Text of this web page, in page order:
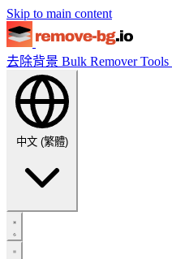
Skip to main content
去除背景 Bulk RemoverTools
中文 (繁體)